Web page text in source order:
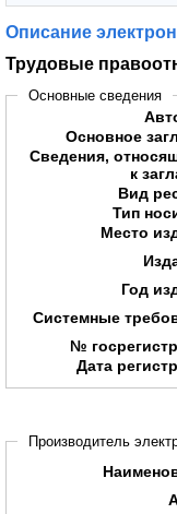
Описание
Трудовые
Основные сведения
Основное
Сведения,
к
Вид
Тип
Место
Год
Системные
№
Дата
Производитель